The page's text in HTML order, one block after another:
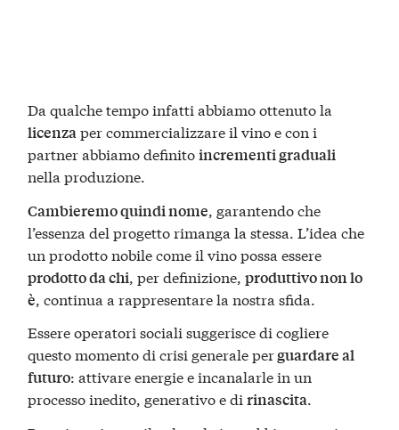
Da qualche tempo infatti abbiamo ottenuto la
licenzaper commercializzare il vino e con i
partner abbiamo definitoincrementi graduali
nella produzione.
Cambieremo quindi nome, garantendo che
l’essenza del progetto rimanga la stessa. L’idea che
un prodotto nobile come il vino possa essere
prodotto da chi, per definizione,produttivo non lo
è, continua a rappresentare la nostra sfida.
Essere operatori sociali suggerisce di cogliere
questo momento di crisi generale perguardare al
futuro: attivare energie e incanalarle in un
processo inedito, generativo e dirinascita.